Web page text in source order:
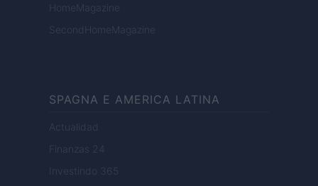
HomeMagazine
SecondHomeMagazine
SPAGNA E AMERICA LATINA
Actualidad
Finanzas 24
Investindo 365